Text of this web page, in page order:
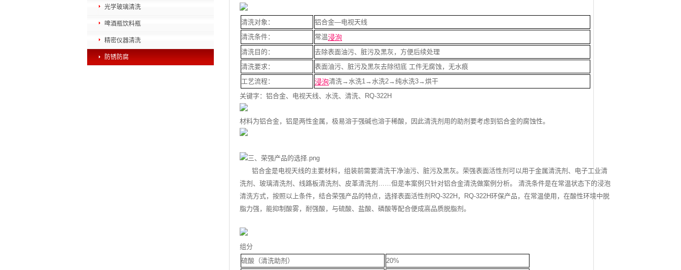
光学玻璃清洗
啤酒瓶饮料瓶
精密仪器清洗
防锈防腐
清洗对象：
铝合金—电视天线
清洗条件：
常温浸泡
清洗目的：
去除表面油污、脏污及黑灰，方便后续处理
清洗要求：
表面油污、脏污及黑灰去除彻底 工件无腐蚀，无水痕
工艺流程：
浸泡清洗→ 水洗1→ 水洗2→纯水洗3→烘干
关键字：铝合金、 电视天线、水洗、清洗、 RQ-322H
材料为铝合金，铝是两性金属，极易溶于强碱也溶于稀酸，因此清洗剂用的助剂要考虑到铝合金的腐蚀性。
铝合金是电视天线的主要材料，组装前需要清洗干净油污、脏污及黑灰。荣强表面活性剂可以用于金属清洗剂、电子工业清
洗剂、玻璃清洗剂、线路板清洗剂、皮革清洗剂 ……但是本案例只针对铝合金清洗做案例分析。
清洗条件是在常温状态下的浸泡
清洗方式，按照以上条件，结合荣强产品的特点，选择表面活性剂 RQ-322H ， RQ-322H环保产品，在常温使用，在酸性环境中脱
脂力强，能抑制酸雾，耐强酸，与硫酸、盐酸、磷酸等配合便成高品质脱脂剂。
组分
硫酸（清洗助剂）
20%